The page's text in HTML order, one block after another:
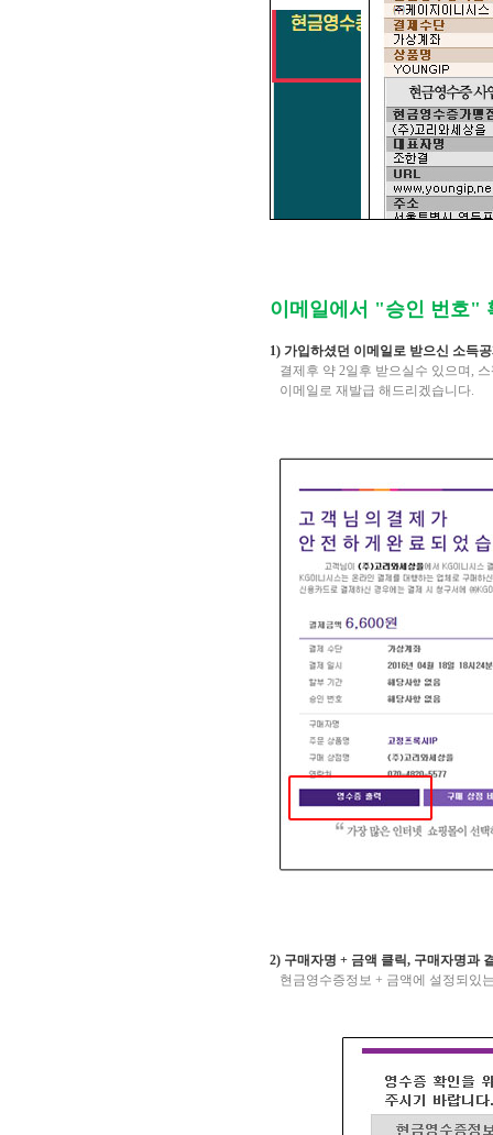
이메일에서 "승인 번호"
1) 가입하셨던 이메일로 받으신 소득
결제후 약 2일후 받으실수 있으며 ,
이메일로 재발급 해드리겠습니다.
2) 구매자명 + 금액 클릭, 구매자명과
현금영수증정보 + 금액에 설정되있